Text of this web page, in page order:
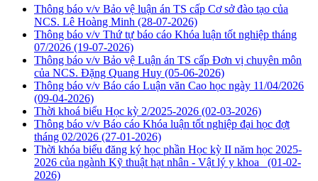
Thông báo v/v Bảo vệ luận án TS cấp Cơ sở đào tạo của
NCS. Lê Hoàng Minh (28-07-2026)
Thông báo v/v Thứ tự báo cáo Khóa luận tốt nghiệp tháng
07/2026 (19-07-2026)
Thông báo v/v Bảo vệ Luận án TS cấp Đơn vị chuyên môn
của NCS. Đặng Quang Huy (05-06-2026)
Thông báo v/v Báo cáo Luận văn Cao học ngày 11/04/2026
(09-04-2026)
Thời khoá biểu Học kỳ 2/2025-2026 (02-03-2026)
Thông báo v/v Báo cáo Khóa luận tốt nghiệp đại học đợt
tháng 02/2026 (27-01-2026)
Thời khóa biểu đăng ký học phần Học kỳ II năm học 2025-
2026 của ngành Kỹ thuật hạt nhân - Vật lý y khoa (01-02-
2026)